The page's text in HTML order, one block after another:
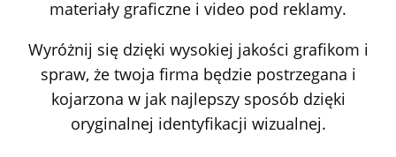
materiały graficzne i video pod reklamy.
Wyróżnij się dzięki wysokiej jakości grafikom i
spraw, że twoja firma będzie postrzegana i
kojarzona w jak najlepszy sposób dzięki
oryginalnej identyfikacji wizualnej.